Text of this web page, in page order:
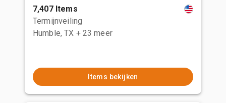
7,407 Items
Termijnveiling
Humble, TX + 23 meer
Items bekijken